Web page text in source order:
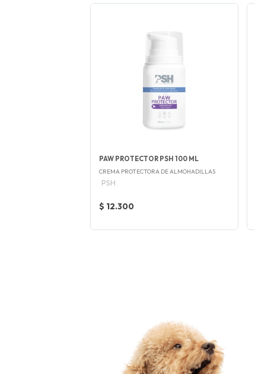
PAW PROTECTOR PSH 100 ML
CREMA PROTECTORA DE ALMOHADILLAS
PSH
$ 12.300